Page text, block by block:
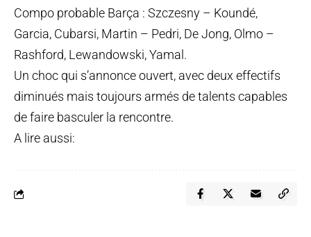
Compo probable Barça : Szczesny – Koundé,
Garcia, Cubarsi, Martin – Pedri, De Jong, Olmo –
Rashford, Lewandowski, Yamal.
Un choc qui s’annonce ouvert, avec deux effectifs
diminués mais toujours armés de talents capables
de faire basculer la rencontre.
A lire aussi: